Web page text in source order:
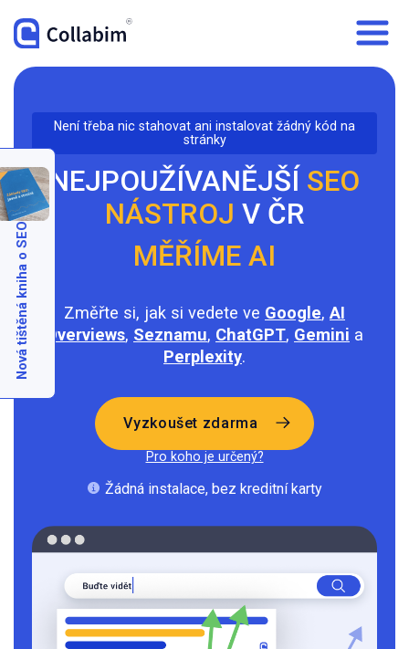
Nová tištěná kniha o SEO
Není třeba nic stahovat ani instalovat žádný kód na
stránky
NEJPOUŽÍVANĚJŠÍ SEO
NÁSTROJ V ČR
MĚŘÍME AI
Změřte si, jak si vedete ve Google, AI
Overviews, Seznamu, ChatGPT, Gemini a
Perplexity.
Vyzkoušet zdarma
Pro koho je určený?
Žádná instalace, bez kreditní karty